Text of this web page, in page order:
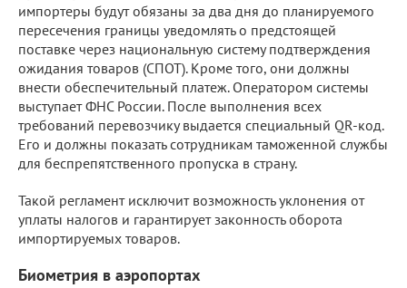
импортеры будут обязаны за два дня до планируемого
пересечения границы уведомлять о предстоящей
поставке через национальную систему подтверждения
ожидания товаров (СПОТ). Кроме того, они должны
внести обеспечительный платеж. Оператором системы
выступает ФНС России. После выполнения всех
требований перевозчику выдается специальный QR-код.
Его и должны показать сотрудникам таможенной службы
для беспрепятственного пропуска в страну.
Такой регламент исключит возможность уклонения от
уплаты налогов и гарантирует законность оборота
импортируемых товаров.
Биометрия в аэропортах